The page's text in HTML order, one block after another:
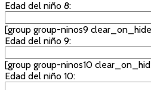
Edad del niño 8:
[group group-ninos9
Edad del niño 9:
[group group-ninos10
Edad del niño 10: